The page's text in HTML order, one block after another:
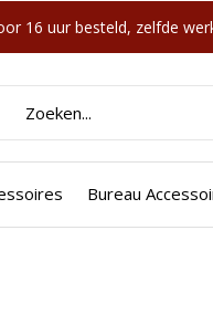
Bureau
16 uur besteld, zelfde